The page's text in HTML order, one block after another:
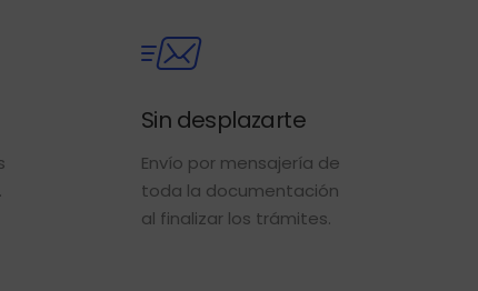
Sin desplazarte
Envío por mensajería de
toda la documentación
al finalizar los trámites.